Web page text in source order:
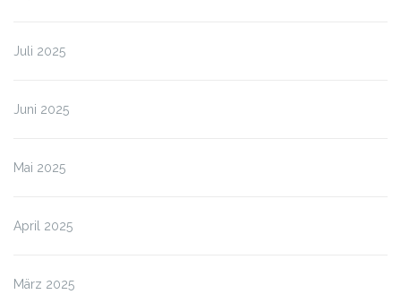
Juli 2025
Juni 2025
Mai 2025
April 2025
März 2025